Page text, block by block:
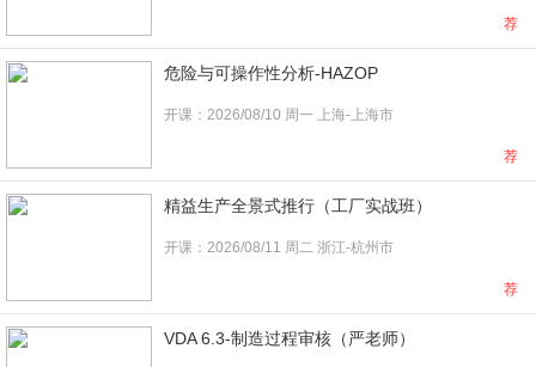
荐
危险与可操作性分析-HAZOP
开课：2026/08/10 周一 上海-上海市
荐
精益生产全景式推行（工厂实战班）
开课：2026/08/11 周二 浙江-杭州市
荐
VDA 6.3-制造过程审核（严老师）